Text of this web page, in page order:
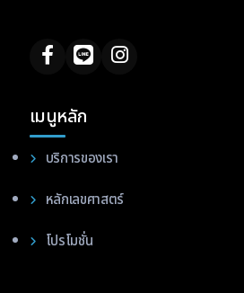
เมนูหลัก
บริการของเรา
หลักเลขศาสตร์
โปรโมชั่น